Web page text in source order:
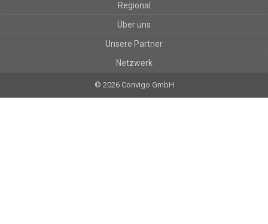
Regional
Über uns
Unsere Partner
Netzwerk
© 2026 Convigo GmbH